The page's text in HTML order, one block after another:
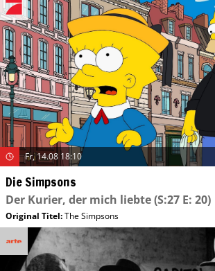
Fr, 14.08 18:10
Die Simpsons
Der Kurier, der mich liebte(S:27 E: 20)
Original Titel:The Simpsons